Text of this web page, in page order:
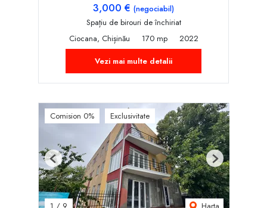
3,000 € (negociabil)
Spațiu de birouri de închiriat
Ciocana, Chișinău
170 mp
2022
Vezi mai multe detalii
Comision 0% Exclusivitate
Previous Next